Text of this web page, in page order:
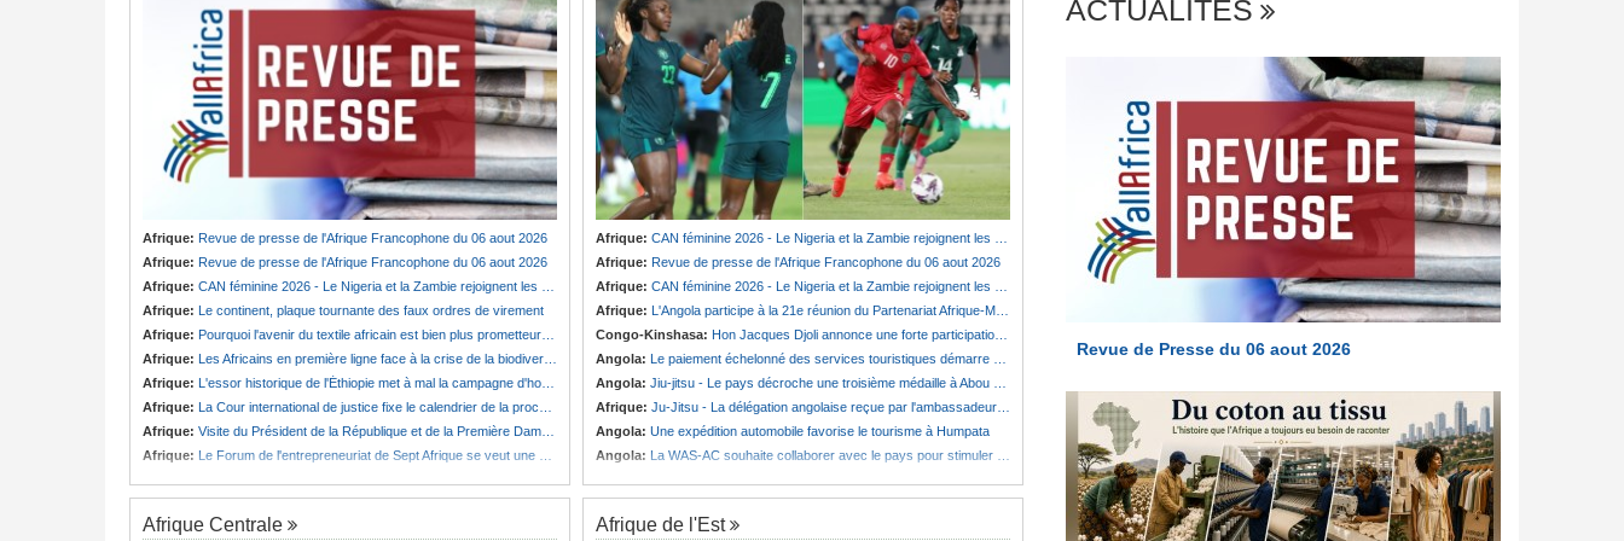
Afrique: Revue de presse de l'Afrique Francophone du 06 aout 2026
Afrique: Revue de presse de l'Afrique Francophone du 06 aout 2026
Afrique: CAN féminine 2026 - Le Nigeria et la Zambie rejoignent les quarts de finale
Afrique: Le continent, plaque tournante des faux ordres de virement
Afrique: Pourquoi l'avenir du textile africain est bien plus prometteur que ne le laissent penser les chiffres
Afrique: Les Africains en première ligne face à la crise de la biodiversité
Afrique: L'essor historique de l'Éthiopie met à mal la campagne d'hostilité menée par Le Caire
Afrique: La Cour international de justice fixe le calendrier de la procédure engagée par la RDC contre le Rwanda
Afrique: Visite du Président de la République et de la Première Dame à Yamoussoukro
Afrique: Le Forum de l'entrepreneuriat de Sept Afrique se veut une plateforme de mobilisation des investissements
Afrique: CAN féminine 2026 - Le Nigeria et la Zambie rejoignent les quarts de finale
Afrique: Revue de presse de l'Afrique Francophone du 06 aout 2026
Afrique: CAN féminine 2026 - Le Nigeria et la Zambie rejoignent les quarts de finale
Afrique: L'Angola participe à la 21e réunion du Partenariat Afrique-Monde arabe au Caire
Congo-Kinshasa: Hon Jacques Djoli annonce une forte participation du pays à la Conférence des présidents de parlements à Midrand
Angola: Le paiement échelonné des services touristiques démarre ce jeudi
Angola: Jiu-jitsu - Le pays décroche une troisième médaille à Abou Dabi
Afrique: Ju-Jitsu - La délégation angolaise reçue par l'ambassadeur d'Angola aux Émirats arabes unis
Angola: Une expédition automobile favorise le tourisme à Humpata
Angola: La WAS-AC souhaite collaborer avec le pays pour stimuler l'aquaculture
Afrique Centrale Afrique de l'Est
ACTUALITÉS
Revue de Presse du 06 aout 2026